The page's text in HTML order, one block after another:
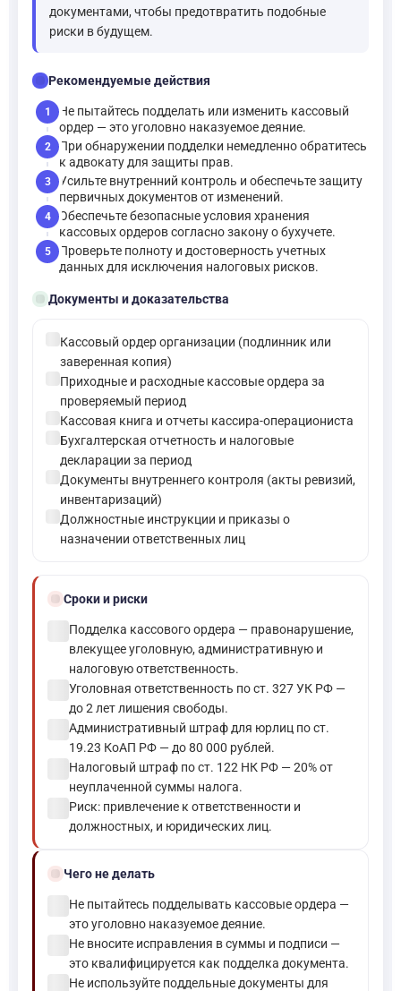
документами, чтобы предотвратить подобные
риски в будущем.
checklistРекомендуемые действия
1
Не пытайтесь подделать или изменить кассовый
ордер — это уголовно наказуемое деяние.
2
При обнаружении подделки немедленно обратитесь
к адвокату для защиты прав.
3
Усильте внутренний контроль и обеспечьте защиту
первичных документов от изменений.
4
Обеспечьте безопасные условия хранения
кассовых ордеров согласно закону о бухучете.
5
Проверьте полноту и достоверность учетных
данных для исключения налоговых рисков.
folder_openДокументы и доказательства
Кассовый ордер организации (подлинник или
заверенная копия)
Приходные и расходные кассовые ордера за
проверяемый период
Кассовая книга и отчеты кассира-операциониста
Бухгалтерская отчетность и налоговые
декларации за период
Документы внутреннего контроля (акты ревизий,
инвентаризаций)
Должностные инструкции и приказы о
назначении ответственных лиц
schedule Сроки и риски
Подделка кассового ордера — правонарушение,
влекущее уголовную, административную и
налоговую ответственность.
Уголовная ответственность по ст. 327 УК РФ —
до 2 лет лишения свободы.
Административный штраф для юрлиц по ст.
19.23 КоАП РФ — до 80 000 рублей.
Налоговый штраф по ст. 122 НК РФ — 20% от
неуплаченной суммы налога.
Риск: привлечение к ответственности и
должностных, и юридических лиц.
block Чего не делать
Не пытайтесь подделывать кассовые ордера —
это уголовно наказуемое деяние.
Не вносите исправления в суммы и подписи —
это квалифицируется как подделка документа.
Не используйте поддельные документы для